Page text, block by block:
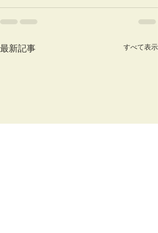
最新記事 すべて表示